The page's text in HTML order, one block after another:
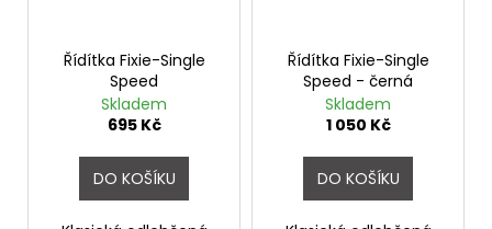
Řídítka Fixie-Single
Speed
Skladem
695 Kč
DO KOŠÍKU
Řídítka Fixie-Single
Speed - černá
Skladem
1 050 Kč
DO KOŠÍKU